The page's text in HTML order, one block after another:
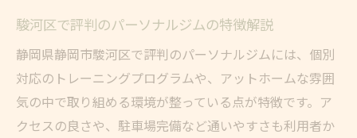
駿河区で評判のパーソナルジムの特徴解説
静岡県静岡市駿河区で評判のパーソナルジムには、個別
対応のトレーニングプログラムや、アットホームな雰囲
気の中で取り組める環境が整っている点が特徴です。ア
クセスの良さや、駐車場完備など通いやすさも利用者か